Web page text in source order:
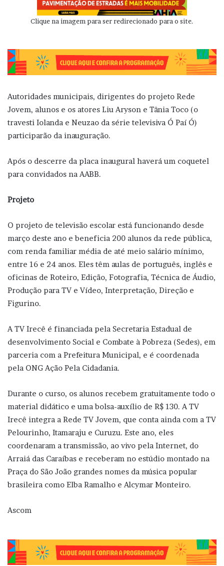
Clique na imagem para ser redirecionado para o site.
Autoridades municipais, dirigentes do projeto Rede
Jovem, alunos e os atores Liu Aryson e Tânia Toco (o
travesti Iolanda e Neuzao da série televisiva Ó Paí Ó)
participarão da inauguração.
Após o descerre da placa inaugural haverá um coquetel
para convidados na AABB.
Projeto
O projeto de televisão escolar está funcionando desde
março deste ano e beneficia 200 alunos da rede pública,
com renda familiar média de até meio salário mínimo,
entre 16 e 24 anos. Eles têm aulas de português, inglês e
oficinas de Roteiro, Edição, Fotografia, Técnica de Áudio,
Produção para TV e Vídeo, Interpretação, Direção e
Figurino.
A TV Irecê é financiada pela Secretaria Estadual de
desenvolvimento Social e Combate à Pobreza (Sedes), em
parceria com a Prefeitura Municipal, e é coordenada
pela ONG Ação Pela Cidadania.
Durante o curso, os alunos recebem gratuitamente todo o
material didático e uma bolsa-auxílio de R$ 130. A TV
Irecê integra a Rede TV Jovem, que conta ainda com a TV
Pelourinho, Itamaraju e Curuzu. Este ano, eles
coordenaram a transmissão, ao vivo pela Internet, do
Arraiá das Caraíbas e receberam no estúdio montado na
Praça do São João grandes nomes da música popular
brasileira como Elba Ramalho e Alcymar Monteiro.
Ascom